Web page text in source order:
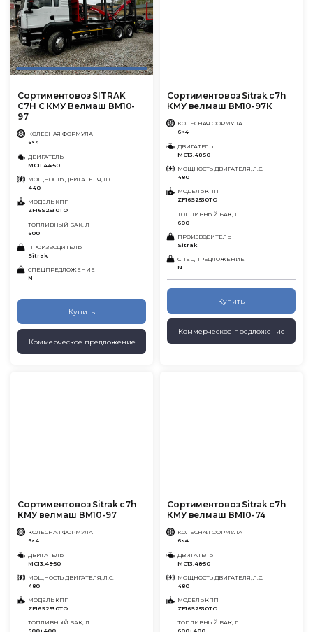
Сортиментовоз SITRAK
C7H С КМУ Велмаш ВМ10-
97
КОЛЕСНАЯ ФОРМУЛА
6×4
ДВИГАТЕЛЬ
MC11.44-50
МОЩНОСТЬ ДВИГАТЕЛЯ, Л.С.
440
МОДЕЛЬ КПП
ZF16S2530TO
ТОПЛИВНЫЙ БАК, Л
600
ПРОИЗВОДИТЕЛЬ
Sitrak
СПЕЦПРЕДЛОЖЕНИЕ
N
Купить
Коммерческое предложение
Сортиментовоз Sitrak c7h
КМУ велмаш ВМ10-97К
КОЛЕСНАЯ ФОРМУЛА
6×4
ДВИГАТЕЛЬ
MC13.48-50
МОЩНОСТЬ ДВИГАТЕЛЯ, Л.С.
480
МОДЕЛЬ КПП
ZF16S2530TO
ТОПЛИВНЫЙ БАК, Л
600
ПРОИЗВОДИТЕЛЬ
Sitrak
СПЕЦПРЕДЛОЖЕНИЕ
N
Купить
Коммерческое предложение
Сортиментовоз Sitrak c7h
КМУ велмаш ВМ10-97
КОЛЕСНАЯ ФОРМУЛА
6×4
ДВИГАТЕЛЬ
MC13.48-50
МОЩНОСТЬ ДВИГАТЕЛЯ, Л.С.
480
МОДЕЛЬ КПП
ZF16S2530TO
ТОПЛИВНЫЙ БАК, Л
Сортиментовоз Sitrak c7h
КМУ велмаш ВМ10-74
КОЛЕСНАЯ ФОРМУЛА
6×4
ДВИГАТЕЛЬ
MC13.48-50
МОЩНОСТЬ ДВИГАТЕЛЯ, Л.С.
480
МОДЕЛЬ КПП
ZF16S2530TO
ТОПЛИВНЫЙ БАК, Л